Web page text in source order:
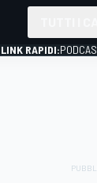
LINK RAPIDI: